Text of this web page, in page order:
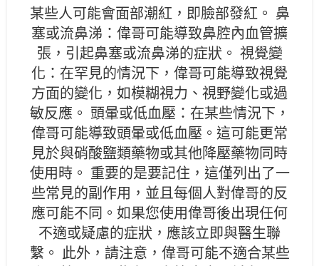
某些人可能會面部潮紅，即臉部發紅。 鼻
塞或流鼻涕：偉哥可能導致鼻腔內血管擴
張，引起鼻塞或流鼻涕的症狀。 視覺變
化：在罕見的情況下，偉哥可能導致視覺
方面的變化，如模糊視力、視野變化或過
敏反應。 頭暈或低血壓：在某些情況下，
偉哥可能導致頭暈或低血壓。這可能更常
見於與硝酸鹽類藥物或其他降壓藥物同時
使用時。 重要的是要記住，這僅列出了一
些常見的副作用，並且每個人對偉哥的反
應可能不同。如果您使用偉哥後出現任何
不適或疑慮的症狀，應該立即與醫生聯
繫。 此外，請注意，偉哥可能不適合某些